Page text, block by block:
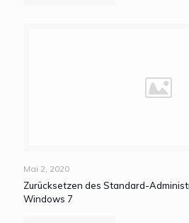
Mai 2, 2020
Zurücksetzen des Standard-
Windows 7